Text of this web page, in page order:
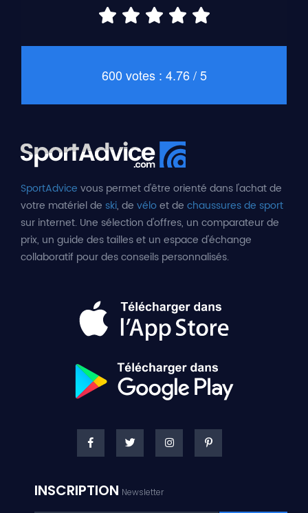
600 votes : 4.76 / 5
SportAdvice vous permet d'être orienté dans l'achat de
votre matériel de ski, de véloet de chaussures de sport
sur internet. Une sélection d'offres, un comparateur de
prix, un guide des tailles et un espace d'échange
collaboratif pour des conseils personnalisés.
INSCRIPTION Newsletter